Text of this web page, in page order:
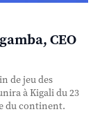
CEO
de jeu des
à Kigali du 23
du continent.